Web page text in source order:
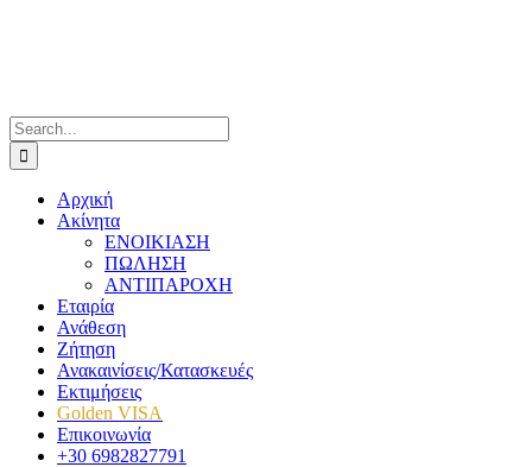
Search
for:
Αρχική
Ακίνητα
ΕΝΟΙΚΙΑΣΗ
ΠΩΛΗΣΗ
ΑΝΤΙΠΑΡΟΧΗ
Εταιρία
Ανάθεση
Ζήτηση
Ανακαινίσεις/Κατασκευές
Εκτιμήσεις
Golden VISA
Επικοινωνία
+30 6982827791